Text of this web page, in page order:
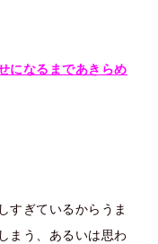
になるまであきらめ
すぎているからうま
まう、あるいは思わ